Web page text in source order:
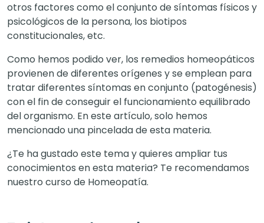
otros factores como el conjunto de síntomas físicos y
psicológicos de la persona, los biotipos
constitucionales, etc.
Como hemos podido ver, los remedios homeopáticos
provienen de diferentes orígenes y se emplean para
tratar diferentes síntomas en conjunto (patogénesis)
con el fin de conseguir el funcionamiento equilibrado
del organismo. En este artículo, solo hemos
mencionado una pincelada de esta materia.
¿Te ha gustado este tema y quieres ampliar tus
conocimientos en esta materia? Te recomendamos
nuestro curso de Homeopatía.